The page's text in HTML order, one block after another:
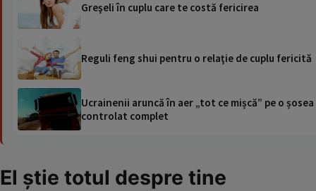
Greşeli în cuplu care te costă fericirea
Reguli feng shui pentru o relaţie de cuplu fericită
Ucrainenii aruncă în aer „tot ce mișcă” pe o
controlat complet
El ştie totul despre tine